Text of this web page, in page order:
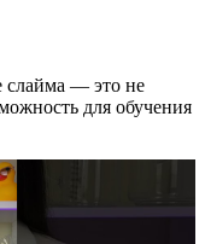
слайма — это не
для обучения